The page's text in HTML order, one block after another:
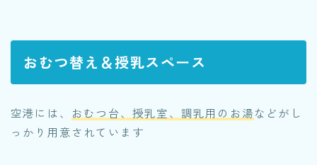
おむつ替え＆授乳スペース
空港には、 おむつ台、授乳室、調乳用のお湯などがし
っかり用意されています